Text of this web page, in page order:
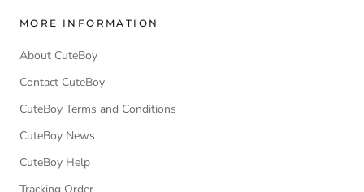
MORE INFORMATION
About CuteBoy
Contact CuteBoy
CuteBoy Terms and Conditions
CuteBoy News
CuteBoy Help